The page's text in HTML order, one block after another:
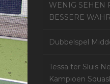
WENIG SEHEN
BESSERE
Dubbelspel
Tessa ter Sluis
Kampioen